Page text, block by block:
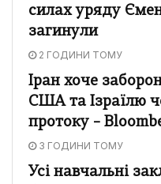
силах уряду
загинули
2 ГОДИНИ ТОМУ
Іран хоче
США та Ізраїлю
протоку –
3 ГОДИНИ ТОМУ
Усі навчальні